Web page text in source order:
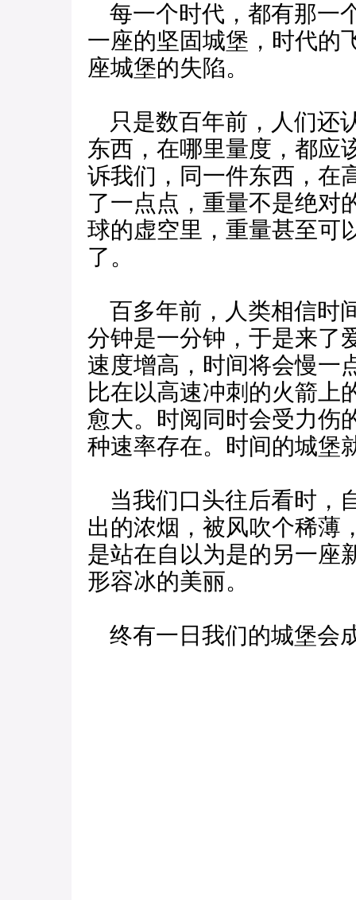
每一个时代，都有那一
一座的坚固城堡，时代的
座城堡的失陷。
只是数百年前，人们还
东西，在哪里量度，都应
诉我们，同一件东西，在
了一点点，重量不是绝对
球的虚空里，重量甚至可
了。
百多年前，人类相信时
分钟是一分钟，于是来了
速度增高，时间将会慢一
比在以高速冲刺的火箭上
愈大。时阅同时会受力伤
种速率存在。时间的城堡
当我们口头往后看时，
出的浓烟，被风吹个稀薄
是站在自以为是的另一座
形容冰的美丽。
终有一日我们的城堡会